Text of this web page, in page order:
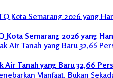
Semarang 2026 yang
Air Tanah yang Baru 32,66